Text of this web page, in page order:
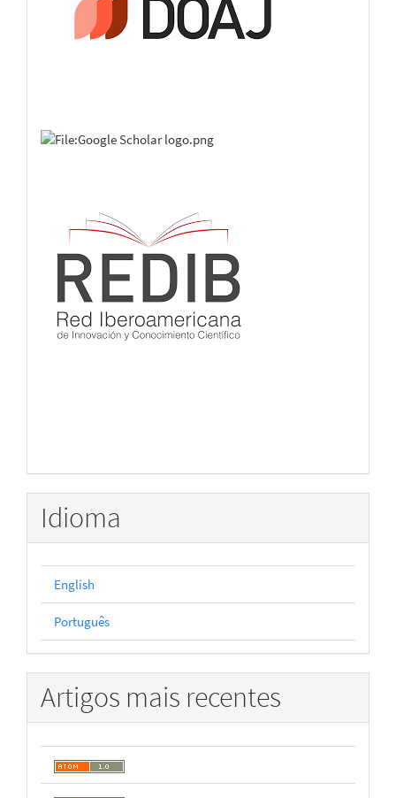
Idioma
English
Português
Artigos mais recentes